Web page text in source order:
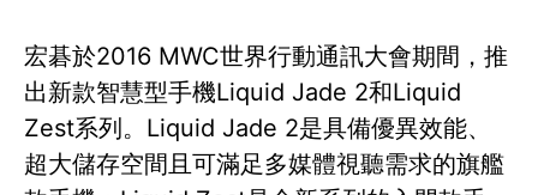
宏碁於2016 MWC世界行動通訊大會期間，推
出新款智慧型手機Liquid Jade 2和Liquid
Zest系列。Liquid Jade 2是具備優異效能、
超大儲存空間且可滿足多媒體視聽需求的旗艦